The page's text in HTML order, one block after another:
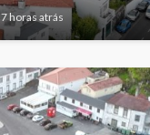
7 horas atrás